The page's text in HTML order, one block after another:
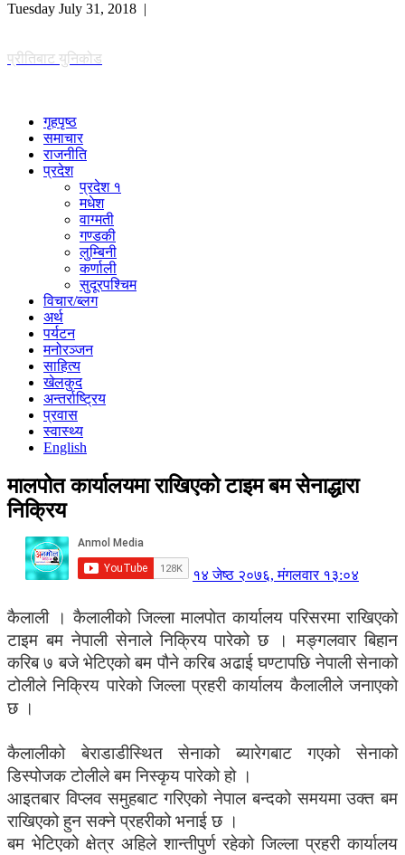
Tuesday July 31, 2018 |
प्रीतिबाट युनिकोड
गृहपृष्ठ
समाचार
राजनीति
प्रदेश
प्रदेश १
मधेश
वाग्मती
गण्डकी
लुम्बिनी
कर्णाली
सुदूरपश्चिम
विचार/ब्लग
अर्थ
पर्यटन
मनोरञ्जन
साहित्य
खेलकुद
अन्तर्राष्ट्रिय
प्रवास
स्वास्थ्य
English
मालपोत कार्यालयमा राखिएको टाइम बम सेनाद्धारा
निक्रिय
१४ जेष्ठ २०७६, मंगलवार १३:०४
कैलाली । कैलालीको जिल्ला मालपोत कार्यालय परिसरमा राखिएको
टाइम बम नेपाली सेनाले निक्रिय पारेको छ । मङ्गलवार बिहान
करिब ७ बजे भेटिएको बम पौने करिब अढाई घण्टापछि नेपाली सेनाको
टोलीले निक्रिय पारेको जिल्ला प्रहरी कार्यालय कैलालीले जनाएको
छ ।
कैलालीको बेराडाडीस्थित सेनाको ब्यारेगबाट गएको सेनाको
डिस्पोजक टोलीले बम निस्कृय पारेको हो ।
आइतबार विप्लव समुहबाट गरिएको नेपाल बन्दको समयमा उक्त बम
राखिएको हुन सक्ने प्रहरीको भनाई छ ।
बम भेटिएको क्षेत्र अहिले शान्तीपुर्ण रहेको जिल्ला प्रहरी कार्यालय